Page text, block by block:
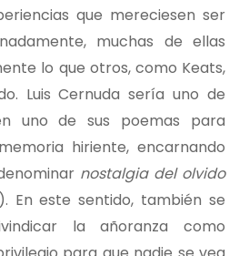
que mereciesen ser
muchas de ellas
lo que otros, como Keats,
Luis Cernuda sería uno de
uno de sus poemas para
hiriente, encarnando
nostalgia del olvido
En este sentido, también se
la añoranza como